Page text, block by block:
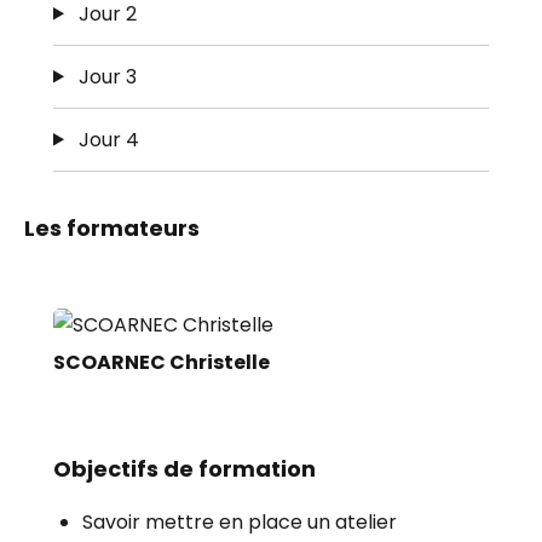
Jour 2
Jour 3
Jour 4
Les formateurs
SCOARNEC Christelle
Objectifs de formation
Savoir mettre en place un atelier